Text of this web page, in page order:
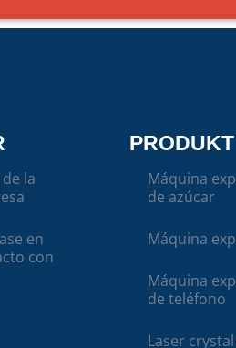
la
en
con
PRODUKT
Máquina
de azúcar
Máquina
Máquina
de teléfono
Laser